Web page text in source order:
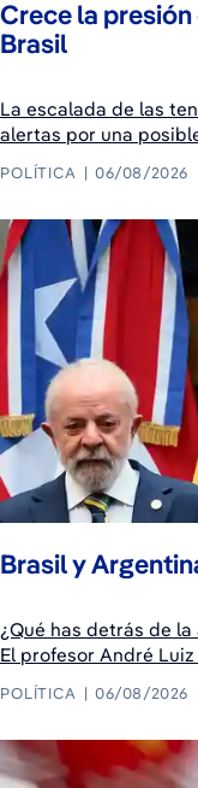
Crece la
Brasil
La escalada de las
alertas por una
POLÍTICA 06/08/2026
Brasil y
¿Qué has detrás de
El profesor André
POLÍTICA 06/08/2026